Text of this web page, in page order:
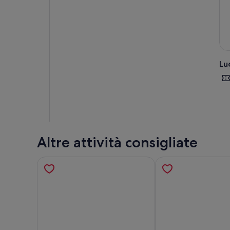
Altre attività consigliate